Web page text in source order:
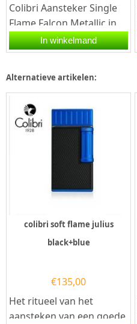
Colibri Aansteker Single
Flame Falcon Metallic in
de kleur rood. Deze
Colibri aansteker heeft
In winkelmand
Alternatieve artikelen:
colibri soft flame julius
black+blue
€135,00
Het ritueel van het
aansteken van een goede